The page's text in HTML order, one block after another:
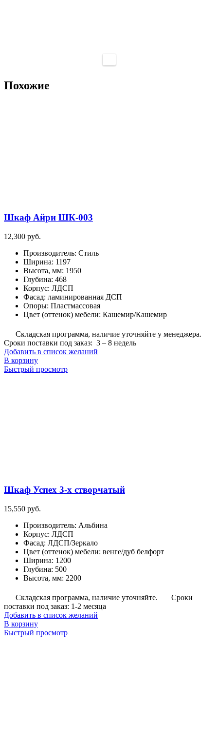
Похожие
Шкаф Айри ШК-003
12,300 руб.
Производитель: Стиль
Ширина: 1197
Высота, мм: 1950
Глубина: 468
Корпус: ЛДСП
Фасад: ламинированная ДСП
Опоры: Пластмассовая
Цвет (оттенок) мебели: Кашемир/Кашемир
Складская программа, наличие уточняйте у менеджера.
Сроки поставки под заказ: 3 – 8 недель
Добавить в список желаний
В корзину
Быстрый просмотр
Шкаф Успех 3-х створчатый
15,550 руб.
Производитель: Альбина
Корпус: ЛДСП
Фасад: ЛДСП/Зеркало
Цвет (оттенок) мебели: венге/дуб белфорт
Ширина: 1200
Глубина: 500
Высота, мм: 2200
Складская программа, наличие уточняйте.
Сроки
поставки под заказ: 1-2 месяца
Добавить в список желаний
В корзину
Быстрый просмотр